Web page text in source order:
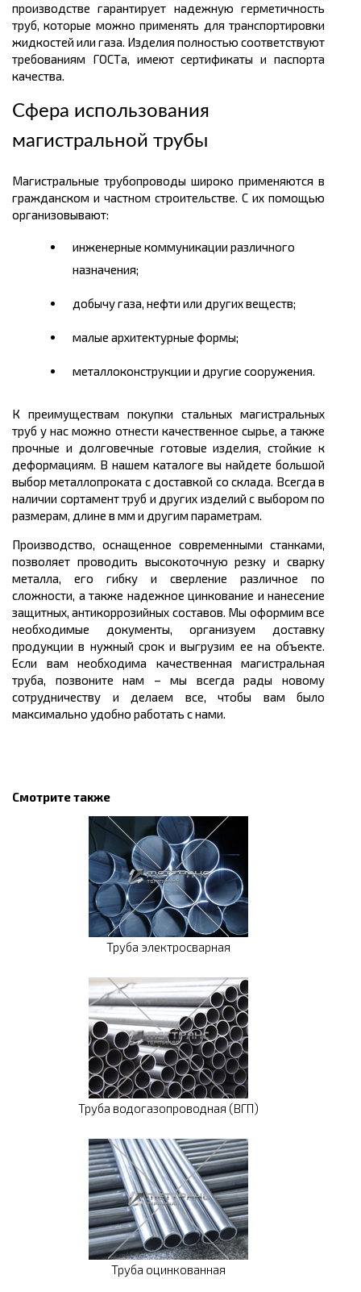
производстве гарантирует надежную герметичность
труб, которые можно применять для транспортировки
жидкостей или газа. Изделия полностью соответствуют
требованиям ГОСТа, имеют сертификаты и паспорта
качества.
Сфера использования
магистральной трубы
Магистральные трубопроводы широко применяются в
гражданском и частном строительстве. С их помощью
организовывают:
инженерные коммуникации различного
назначения;
добычу газа, нефти или других веществ;
малые архитектурные формы;
металлоконструкции и другие сооружения.
К преимуществам покупки стальных магистральных
труб у нас можно отнести качественное сырье, а также
прочные и долговечные готовые изделия, стойкие к
деформациям. В нашем каталоге вы найдете большой
выбор металлопроката с доставкой со склада. Всегда в
наличии сортамент труб и других изделий с выбором по
размерам, длине в мм и другим параметрам.
Производство, оснащенное современными станками,
позволяет проводить высокоточную резку и сварку
металла, его гибку и сверление различное по
сложности, а также надежное цинкование и нанесение
защитных, антикоррозийных составов. Мы оформим все
необходимые документы, организуем доставку
продукции в нужный срок и выгрузим ее на объекте.
Если вам необходима качественная магистральная
труба, позвоните нам – мы всегда рады новому
сотрудничеству и делаем все, чтобы вам было
максимально удобно работать с нами.
Смотрите также
Труба электросварная
Труба водогазопроводная (ВГП)
Труба оцинкованная